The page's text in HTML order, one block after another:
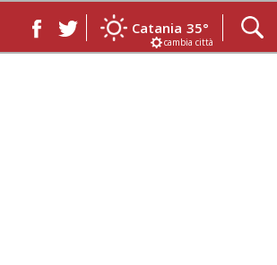
Catania 35°
cambia città